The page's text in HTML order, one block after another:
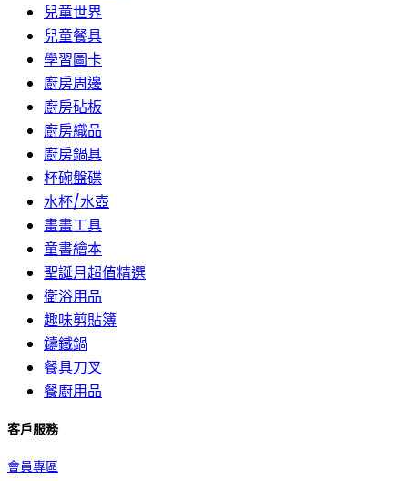
兒童世界
兒童餐具
學習圖卡
廚房周邊
廚房砧板
廚房織品
廚房鍋具
杯碗盤碟
水杯/水壺
畫畫工具
童書繪本
聖誕月超值精選
衛浴用品
趣味剪貼簿
鑄鐵鍋
餐具刀叉
餐廚用品
客戶服務
會員專區